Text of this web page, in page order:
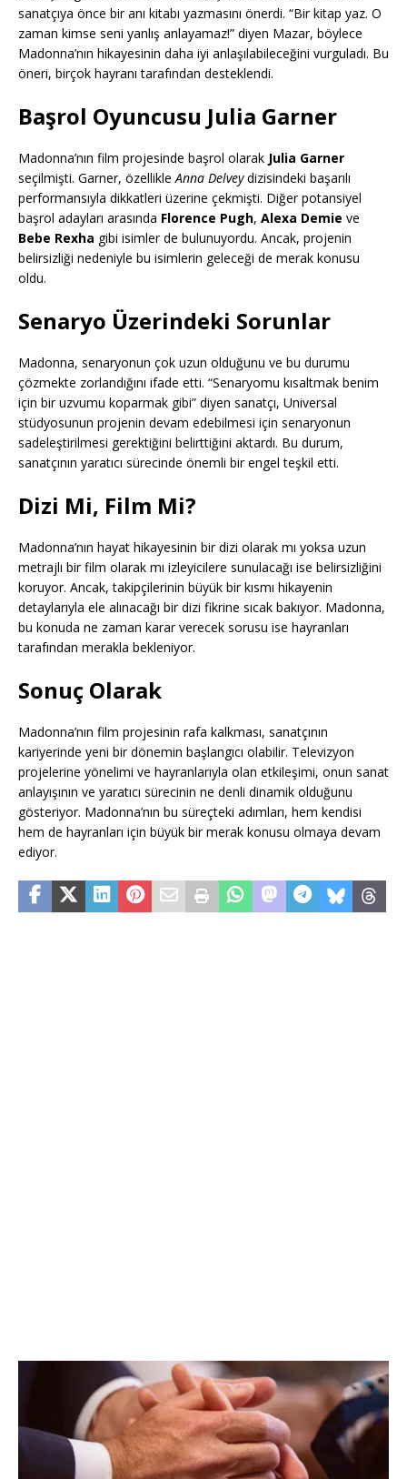
sanatçıya önce bir anı kitabı yazmasını önerdi. “Bir kitap yaz. O
zaman kimse seni yanlış anlayamaz!” diyen Mazar, böylece
Madonna’nın hikayesinin daha iyi anlaşılabileceğini vurguladı. Bu
öneri, birçok hayranı tarafından desteklendi.
Başrol Oyuncusu Julia Garner
Madonna’nın film projesinde başrol olarak Julia Garner
seçilmişti. Garner, özellikleAnna Delveydizisindeki başarılı
performansıyla dikkatleri üzerine çekmişti. Diğer potansiyel
başrol adayları arasında Florence Pugh, Alexa Demie ve
Bebe Rexha gibi isimler de bulunuyordu. Ancak, projenin
belirsizliği nedeniyle bu isimlerin geleceği de merak konusu
oldu.
Senaryo Üzerindeki Sorunlar
Madonna, senaryonun çok uzun olduğunu ve bu durumu
çözmekte zorlandığını ifade etti. “Senaryomu kısaltmak benim
için bir uzvumu koparmak gibi” diyen sanatçı, Universal
stüdyosunun projenin devam edebilmesi için senaryonun
sadeleştirilmesi gerektiğini belirttiğini aktardı. Bu durum,
sanatçının yaratıcı sürecinde önemli bir engel teşkil etti.
Dizi Mi, Film Mi?
Madonna’nın hayat hikayesinin bir dizi olarak mı yoksa uzun
metrajlı bir film olarak mı izleyicilere sunulacağı ise belirsizliğini
koruyor. Ancak, takipçilerinin büyük bir kısmı hikayenin
detaylarıyla ele alınacağı bir dizi fikrine sıcak bakıyor. Madonna,
bu konuda ne zaman karar verecek sorusu ise hayranları
tarafından merakla bekleniyor.
Sonuç Olarak
Madonna’nın film projesinin rafa kalkması, sanatçının
kariyerinde yeni bir dönemin başlangıcı olabilir. Televizyon
projelerine yönelimi ve hayranlarıyla olan etkileşimi, onun sanat
anlayışının ve yaratıcı sürecinin ne denli dinamik olduğunu
gösteriyor. Madonna’nın bu süreçteki adımları, hem kendisi
hem de hayranları için büyük bir merak konusu olmaya devam
ediyor.